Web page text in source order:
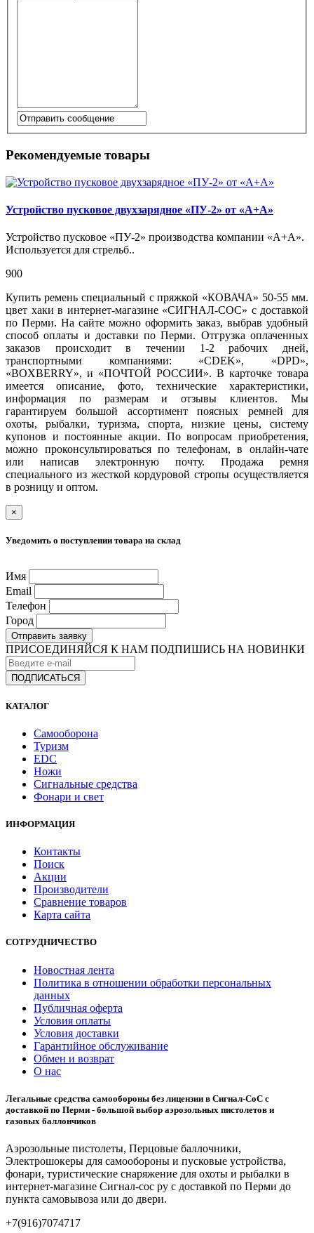
Рекомендуемые товары
Устройство пусковое двухзарядное «ПУ-2» от «А+А»
Устройство пусковое «ПУ-2» производства компании «А+А».
Используется для стрельб..
900
Купить ремень специальный с пряжкой «КОВАЧА» 50-55 мм.
цвет хаки в интернет-магазине «СИГНАЛ-СОС» с доставкой
по Перми. На сайте можно оформить заказ, выбрав удобный
способ оплаты и доставки по Перми. Отгрузка оплаченных
заказов происходит в течении 1-2 рабочих дней,
транспортными компаниями: «CDEK», «DPD»,
«BOXBERRY», и «ПОЧТОЙ РОССИИ». В карточке товара
имеется описание, фото, технические характеристики,
информация по размерам и отзывы клиентов. Мы
гарантируем большой ассортимент поясных ремней для
охоты, рыбалки, туризма, спорта, низкие цены, систему
купонов и постоянные акции. По вопросам приобретения,
можно проконсультироваться по телефонам, в онлайн-чате
или написав электронную почту. Продажа ремня
специального из жесткой кордуровой стропы осуществляется
в розницу и оптом.
×
Уведомить о поступлении товара на склад
Имя
Email
Телефон
Город
Отправить заявку
ПРИСОЕДИНЯЙСЯ К НАМ ПОДПИШИСЬ НА НОВИНКИ
КАТАЛОГ
Самооборона
Туризм
EDC
Ножи
Сигнальные средства
Фонари и свет
ИНФОРМАЦИЯ
Контакты
Поиск
Акции
Производители
Сравнение товаров
Карта сайта
СОТРУДНИЧЕСТВО
Новостная лента
Политика в отношении обработки персональных
данных
Публичная оферта
Условия оплаты
Условия доставки
Гарантийное обслуживание
Обмен и возврат
О нас
Легальные средства самообороны без лицензии в Сигнал-СоС с
доставкой по Перми - большой выбор аэрозольных пистолетов и
газовых баллончиков
Аэрозольные пистолеты, Перцовые баллочники,
Электрошокеры для самообороны и пусковые устройства,
фонари, туристические снаряжение для охоты и рыбалки в
интернет-магазине Сигнал-сос ру с доставкой по Перми до
пункта самовывоза или до двери.
+7(916)7074717